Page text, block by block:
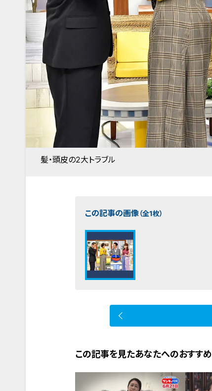
髪・頭皮の2大トラブル
この記事の画像（全1枚）
この記事を見たあなたへのおすすめ